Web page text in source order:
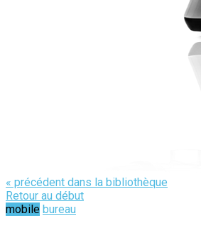
« précédent dans la bibliothèque
Retour au début
mobile bureau